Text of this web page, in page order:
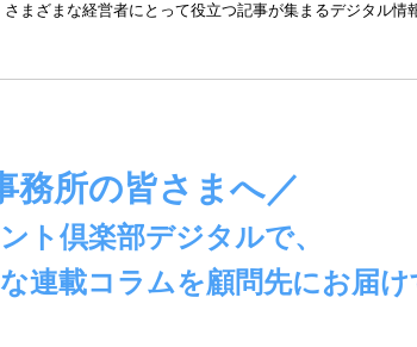
まざまな経営者にとって役立つ記事が集まるデジタル情
務所の皆さまへ／
ト倶楽部デジタルで、
連載コラムを顧問先にお届け